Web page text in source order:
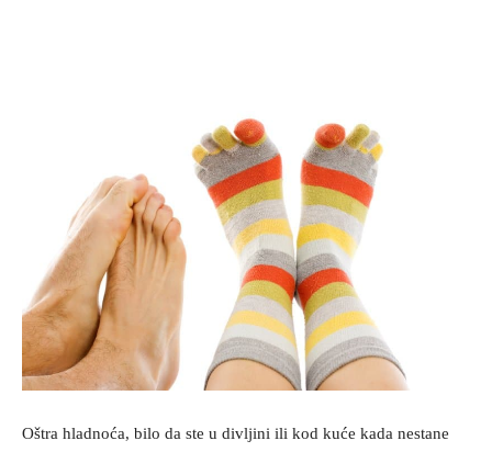
Oštra hladnoća, bilo da ste u divljini ili kod kuće kada nestane